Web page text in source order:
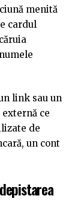
menită
cardul
link sau un
ce
de
un cont